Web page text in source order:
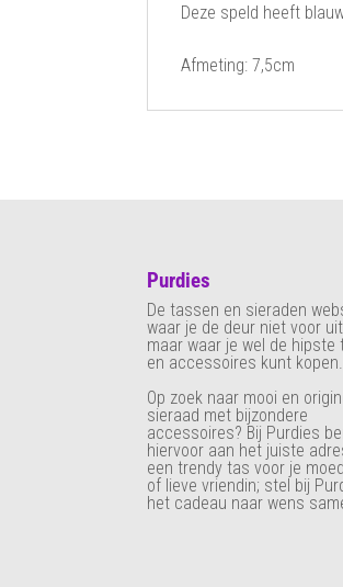
Deze speld heeft
Afmeting: 7,5cm
Purdies
De tassen en sieraden
waar je de deur niet voor
maar waar je wel de hipste
en accessoires kunt kopen.
Op zoek naar mooi en
sieraad met bijzondere
accessoires? Bij Purdies
hiervoor aan het juiste
een trendy tas voor je
of lieve vriendin; stel bij
het cadeau naar wens